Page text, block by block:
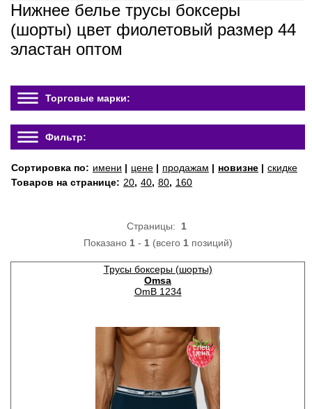
Нижнее белье трусы боксеры
(шорты) цвет фиолетовый размер 44
эластан оптом
Торговые марки:
Фильтр:
Сортировка по: имени | цене | продажам | новизне | скидке
Товаров на странице: 20, 40, 80, 160
Страницы: 1
Показано 1- 1(всего 1позиций)
Трусы боксеры (шорты)
Omsa
OmB 1234
спец
цена